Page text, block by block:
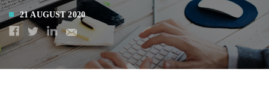
21 AUGUST 2020